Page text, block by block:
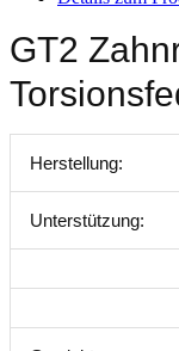
GT2
Herstellung:
Unterstützung: